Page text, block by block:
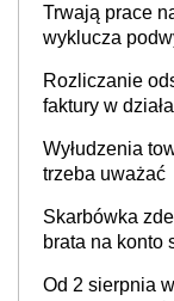
Trwają prace
wyklucza
Rozliczanie
faktury w
Wyłudzenia
trzeba uważać
Skarbówka
brata na konto
będzie
Od 2 sierpnia